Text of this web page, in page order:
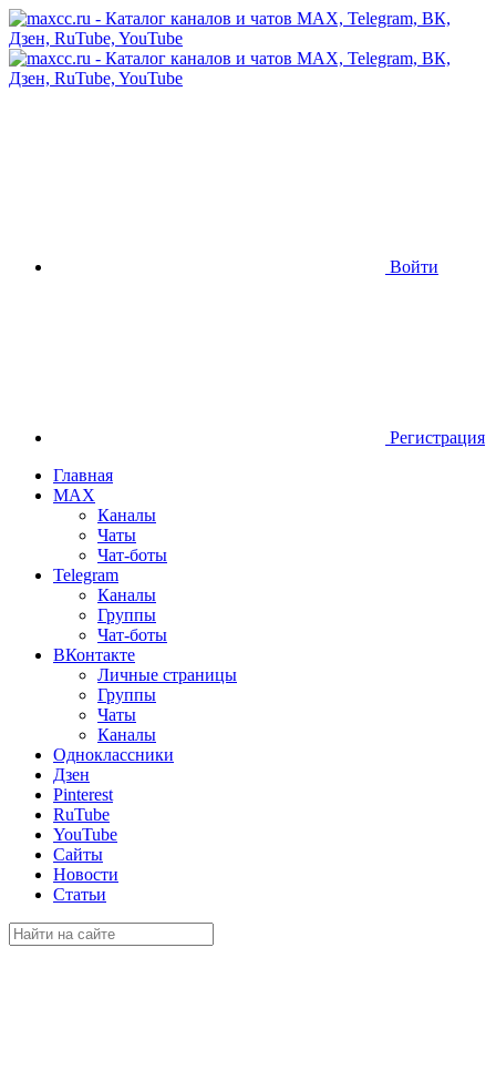
Войти
Регистрация
Главная
MAX
Каналы
Чаты
Чат-боты
Telegram
Каналы
Группы
Чат-боты
ВКонтакте
Личные страницы
Группы
Чаты
Каналы
Одноклассники
Дзен
Pinterest
RuTube
YouTube
Сайты
Новости
Статьи